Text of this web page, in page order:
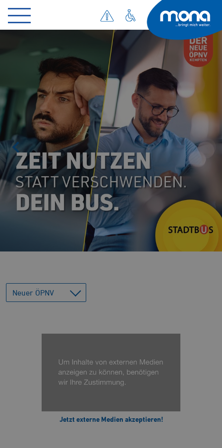
Neuer ÖPNV
Jetzt externe Medien akzeptieren!